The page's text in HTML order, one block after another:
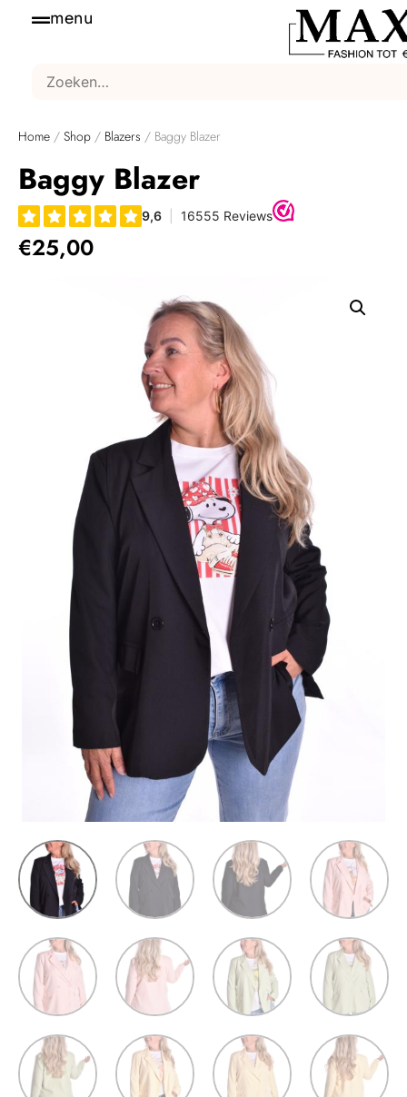
menu
Home / Shop / Blazers / Baggy Blazer
Baggy Blazer
€25,00